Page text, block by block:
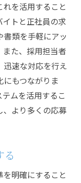
を活用すること
トと正社員の求
類を手軽にアッ
た、採用担当者
迅速な対応を行え
もつながりま
ムを活用するこ
、より多くの応募
る
明確にすること